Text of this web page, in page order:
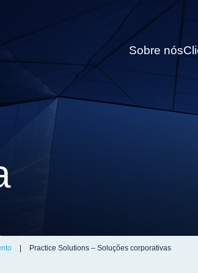
Sobre nós
| Practice Solutions – Soluções corporativas